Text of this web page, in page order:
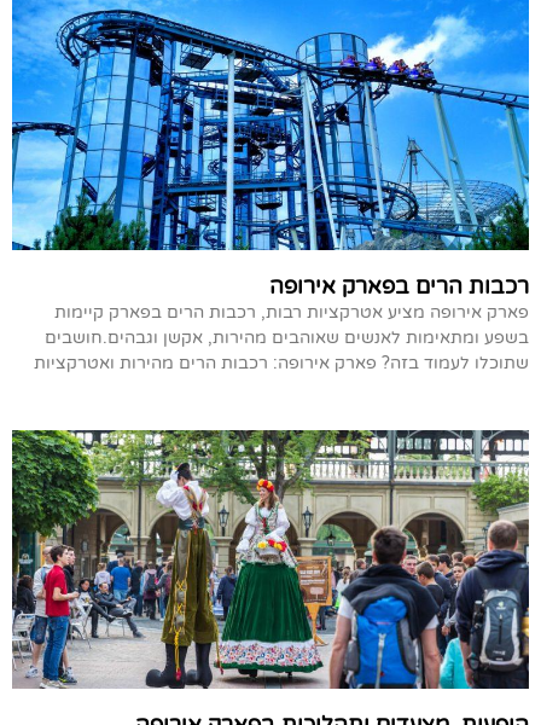
רכבות הרים בפארק אירופה
פארק אירופה מציע אטרקציות רבות, רכבות הרים בפארק קיימות
בשפע ומתאימות לאנשים שאוהבים מהירות, אקשן וגבהים.חושבים
שתוכלו לעמוד בזה? פארק אירופה: רכבות הרים מהירות ואטרקציות